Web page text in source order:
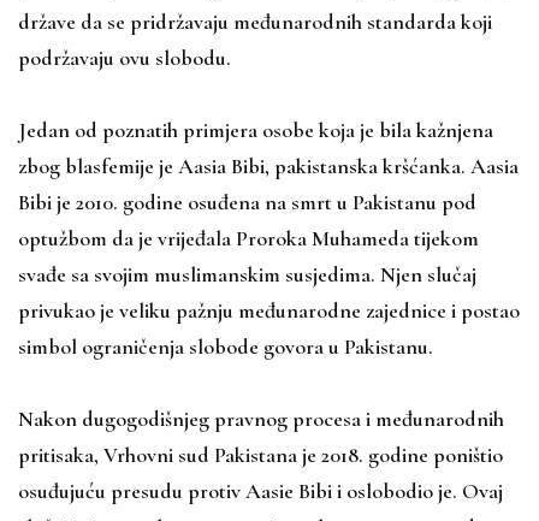
države da se pridržavaju međunarodnih standarda koji
podržavaju ovu slobodu.
Jedan od poznatih primjera osobe koja je bila kažnjena
zbog blasfemije je Aasia Bibi, pakistanska kršćanka. Aasia
Bibi je 2010. godine osuđena na smrt u Pakistanu pod
optužbom da je vrijeđala Proroka Muhameda tijekom
svađe sa svojim muslimanskim susjedima. Njen slučaj
privukao je veliku pažnju međunarodne zajednice i postao
simbol ograničenja slobode govora u Pakistanu.
Nakon dugogodišnjeg pravnog procesa i međunarodnih
pritisaka, Vrhovni sud Pakistana je 2018. godine poništio
osuđujuću presudu protiv Aasie Bibi i oslobodio je. Ovaj